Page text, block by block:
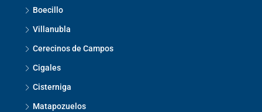
Boecillo
Villanubla
Cerecinos de Campos
Cigales
Cisterniga
Matapozuelos